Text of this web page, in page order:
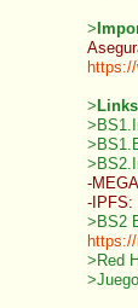
>
>
-
-IPFS:
>BS2
>Red